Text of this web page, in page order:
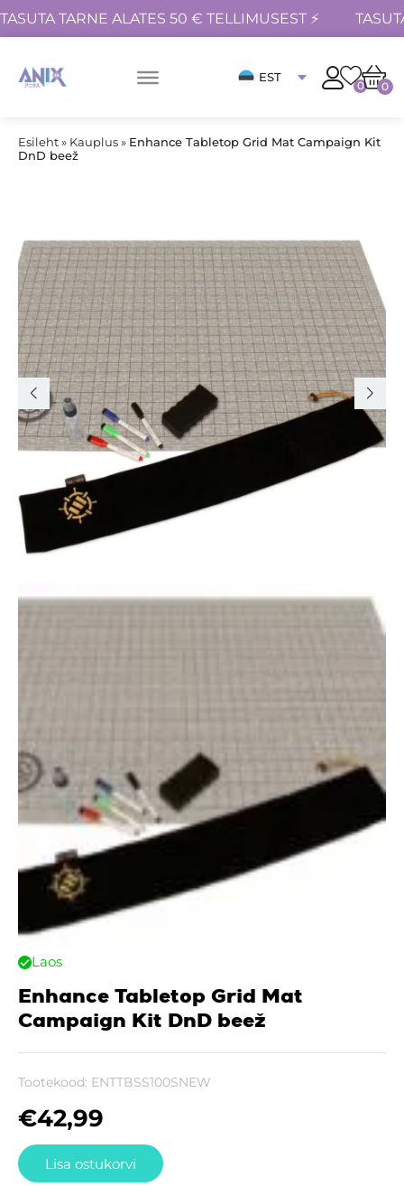
TASUTA TARNE ALATES 50 € TELLIMUSEST ⚡
EST
0 0
Esileht» Kauplus» Enhance Tabletop Grid Mat Campaign Kit
DnD beež
Laos
Enhance Tabletop Grid Mat
Campaign Kit DnD beež
Tootekood: ENTTBSS100SNEW
€42,99
Lisa ostukorvi